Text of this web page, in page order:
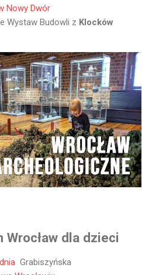
Nowy Dwór
Wystaw Budowli z Klocków
Wrocław dla dzieci
Grabiszyńska